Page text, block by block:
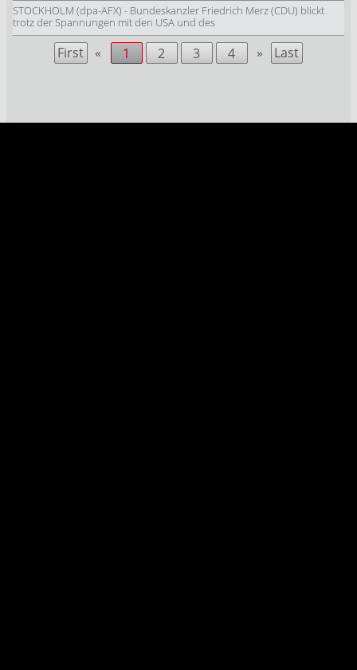
STOCKHOLM (dpa-AFX) - Bundeskanzler Friedrich Merz (CDU) blickt
trotz der Spannungen mit den USA und des
First « 1 2 3 4 » Last